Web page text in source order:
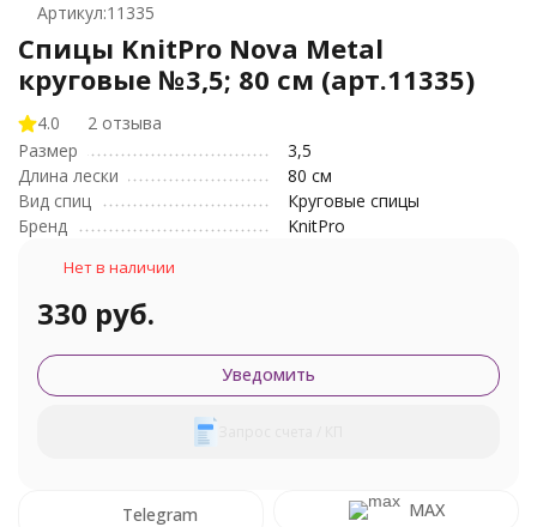
Артикул:11335
Спицы KnitPro Nova Metal
круговые №3,5; 80 см (арт.11335)
4.0
2 отзыва
Размер
3,5
Длина лески
80 см
Вид спиц
Круговые спицы
Бренд
KnitPro
Нет в наличии
330 руб.
Уведомить
Telegram MAX